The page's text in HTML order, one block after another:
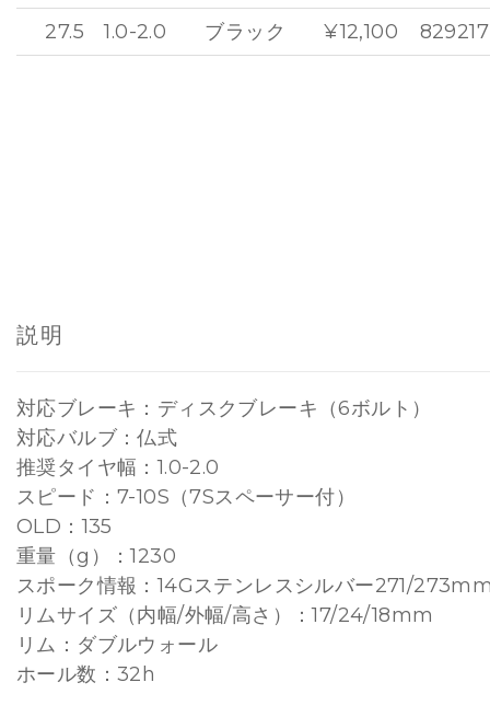
27.5 1.0-2.0 ブラック ¥12,100 829217
説明
対応ブレーキ：ディスクブレーキ（6ボルト）
対応バルブ：仏式
推奨タイヤ幅：1.0-2.0
スピード：7-10S（7Sスペーサー付）
OLD：135
重量（g）：1230
スポーク情報：14Gステンレスシルバー271/
リムサイズ（内幅/外幅/高さ）：17/24/18mm
リム：ダブルウォール
ホール数：32h